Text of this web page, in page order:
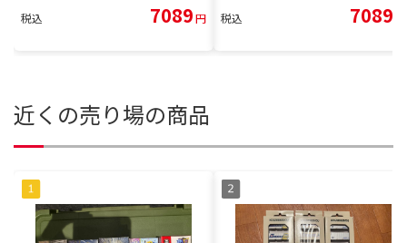
税込 7089円 税込 7089
近くの売り場の商品